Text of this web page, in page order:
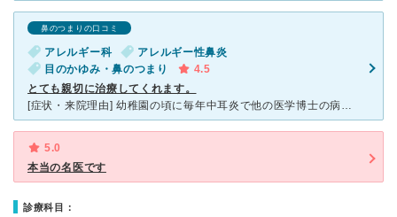
鼻のつまりの口コミ
アレルギー科
アレルギー性鼻炎
目のかゆみ・鼻のつまり
4.5
とても親切に治療してくれます。
[症状・来院理由] 幼稚園の頃に毎年中耳炎で他の医学博士の病院で診て頂いていたのですが、なかなか改善せず、こちらで診てもらって以来、アレルギー性の鼻炎と花粉症の為、毎月通ってました。 [医師の診断
5.0
本当の名医です
診療科目：